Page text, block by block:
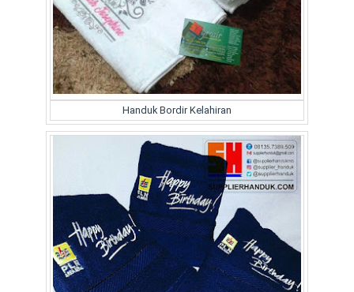
Handuk Bordir Kelahiran